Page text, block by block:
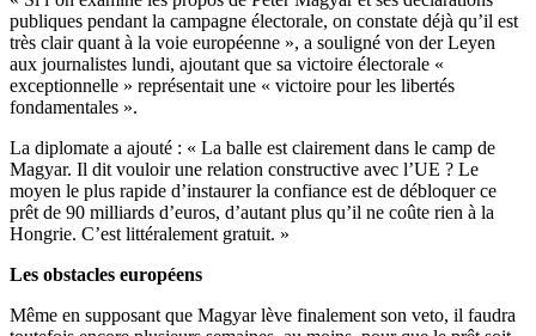
publiques pendant la campagne électorale, on constate déjà qu’il est
très clair quant à la voie européenne », a souligné von der Leyen
aux journalistes lundi, ajoutant que sa victoire électorale «
exceptionnelle » représentait une « victoire pour les libertés
fondamentales ».
La diplomate a ajouté : « La balle est clairement dans le camp de
Magyar. Il dit vouloir une relation constructive avec l’UE ? Le
moyen le plus rapide d’instaurer la confiance est de débloquer ce
prêt de 90 milliards d’euros, d’autant plus qu’il ne coûte rien à la
Hongrie. C’est littéralement gratuit. »
Les obstacles européens
Même en supposant que Magyar lève finalement son veto, il faudra